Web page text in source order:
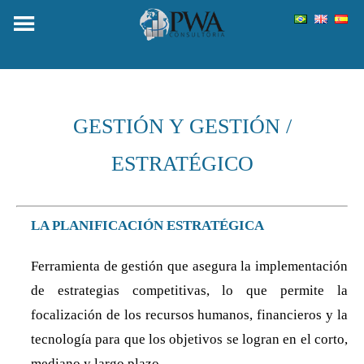
GESTIÓN Y GESTIÓN /
ESTRATÉGICO
LA PLANIFICACIÓN ESTRATÉGICA
Ferramienta de gestión que asegura la implementación
de estrategias competitivas, lo que permite la
focalización de los recursos humanos, financieros y la
tecnología para que los objetivos se logran en el corto,